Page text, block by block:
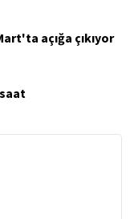
açığa çıkıyor